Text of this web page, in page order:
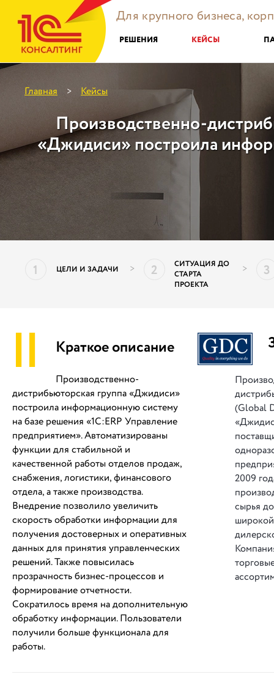
Для крупного бизнеса,
РЕШЕНИЯ КЕЙСЫ
Главная > Кейсы
Производственно-
«Джидиси» построила
1 ЦЕЛИ И ЗАДАЧИ > 2
СИТУАЦИЯ ДО
СТАРТА
ПРОЕКТА
> 3
|| Краткое описание
Производственно-
дистрибьюторская группа «Джидиси»
построила информационную систему
на базе решения «1С:ERP Управление
предприятием». Автоматизированы
функции для стабильной и
качественной работы отделов продаж,
снабжения, логистики, финансового
отдела, а также производства.
Внедрение позволило увеличить
скорость обработки информации для
получения достоверных и оперативных
данных для принятия управленческих
решений. Также повысилась
прозрачность бизнес-процессов и
формирование отчетности.
Сократилось время на дополнительную
обработку информации. Пользователи
получили больше функционала для
работы.
(Global
2009
сырья